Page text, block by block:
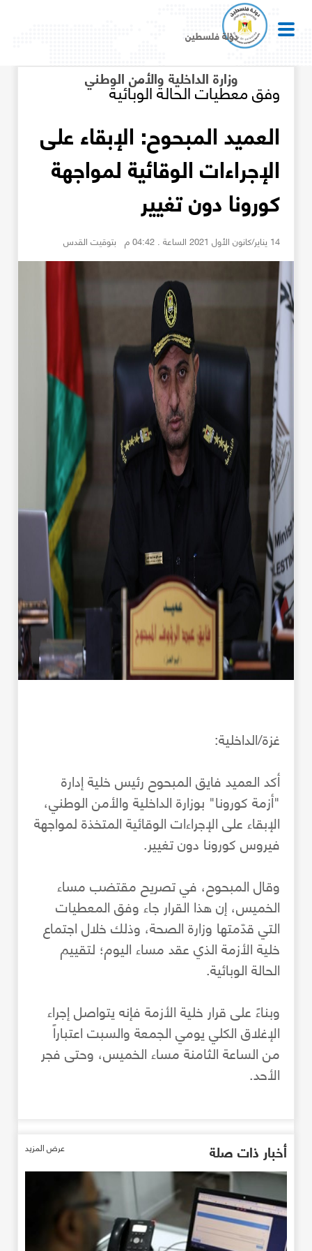
دولة فلسطين
وزارة الداخلية والأمن الوطني
وفق معطيات الحالة الوبائية
العميد المبحوح: الإبقاء على
الإجراءات الوقائية لمواجهة
كورونا دون تغيير
14 يناير/كانون الأول 2021 الساعة . 04:42 م بتوقيت القدس
غزة/الداخلية:
أكد العميد فايق المبحوح رئيس خلية إدارة
"أزمة كورونا" بوزارة الداخلية والأمن الوطني،
الإبقاء على الإجراءات الوقائية المتخذة لمواجهة
فيروس كورونا دون تغيير.
وقال المبحوح، في تصريح مقتضب مساء
الخميس، إن هذا القرار جاء وفق المعطيات
التي قدّمتها وزارة الصحة، وذلك خلال اجتماع
خلية الأزمة الذي عقد مساء اليوم؛ لتقييم
الحالة الوبائية.
وبناءً على قرار خلية الأزمة فإنه يتواصل إجراء
الإغلاق الكلي يومي الجمعة والسبت اعتباراً
من الساعة الثامنة مساء الخميس، وحتى فجر
الأحد.
أخبار ذات صلة عرض المزيد